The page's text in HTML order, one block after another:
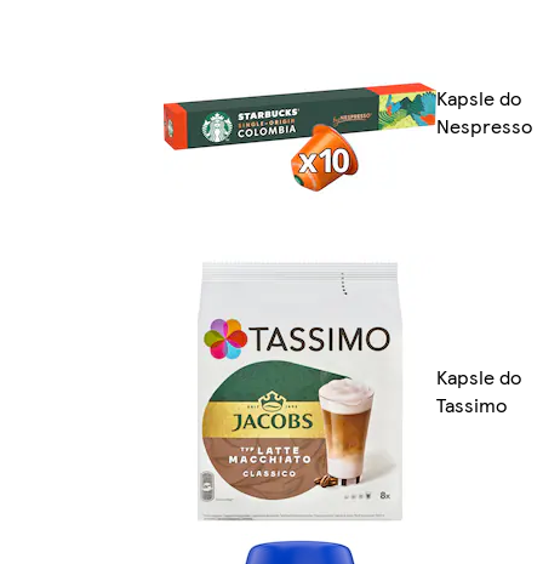
Kapsle do
Nespresso
Kapsle do
Tassimo